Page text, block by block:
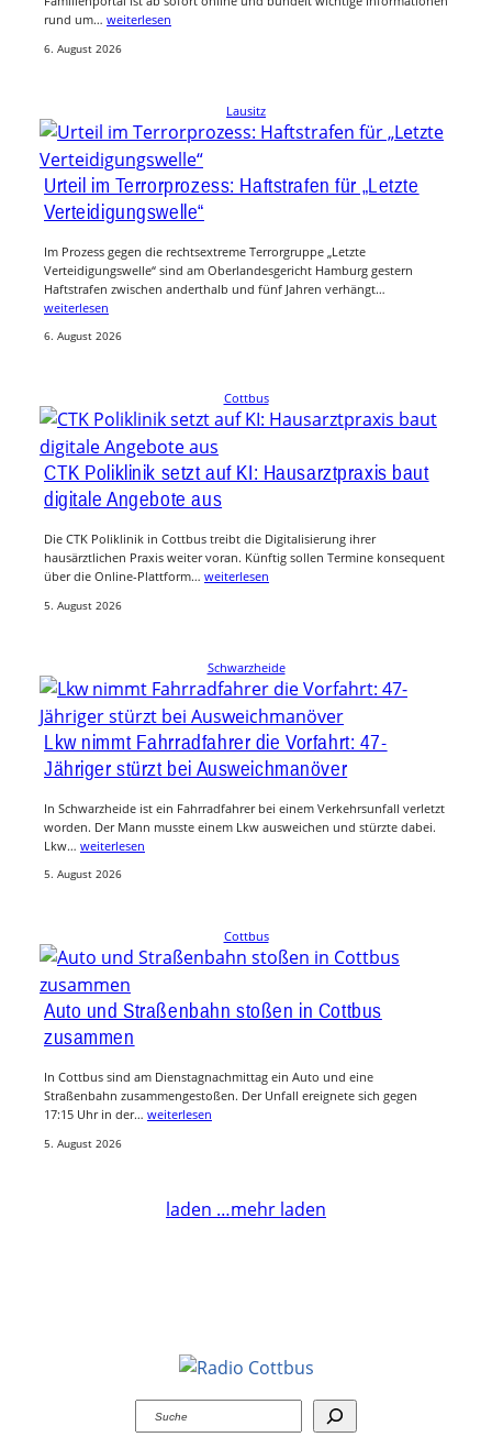
rund um… weiterlesen
6. August 2026
Lausitz
Urteil im Terrorprozess: Haftstrafen für „Letzte
Verteidigungswelle“
Im Prozess gegen die rechtsextreme Terrorgruppe „Letzte
Verteidigungswelle“ sind am Oberlandesgericht Hamburg gestern
Haftstrafen zwischen anderthalb und fünf Jahren verhängt…
weiterlesen
6. August 2026
Cottbus
CTK Poliklinik setzt auf KI: Hausarztpraxis baut
digitale Angebote aus
Die CTK Poliklinik in Cottbus treibt die Digitalisierung ihrer
hausärztlichen Praxis weiter voran. Künftig sollen Termine konsequent
über die Online-Plattform… weiterlesen
5. August 2026
Schwarzheide
Lkw nimmt Fahrradfahrer die Vorfahrt: 47-
Jähriger stürzt bei Ausweichmanöver
In Schwarzheide ist ein Fahrradfahrer bei einem Verkehrsunfall verletzt
worden. Der Mann musste einem Lkw ausweichen und stürzte dabei.
Lkw… weiterlesen
5. August 2026
Cottbus
Auto und Straßenbahn stoßen in Cottbus
zusammen
In Cottbus sind am Dienstagnachmittag ein Auto und eine
Straßenbahn zusammengestoßen. Der Unfall ereignete sich gegen
17:15 Uhr in der… weiterlesen
5. August 2026
laden …mehr laden
Suchen